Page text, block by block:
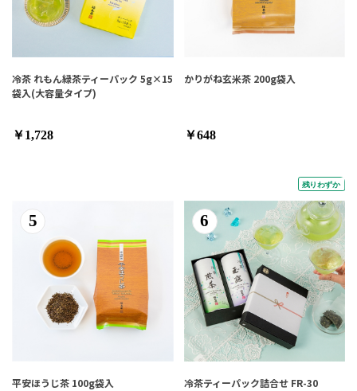
冷茶 れもん緑茶ティーパック 5g×15
袋入(大容量タイプ)
￥1,728
かりがね玄米茶 200g袋入
￥648
5
平安ほうじ茶 100g袋入
6
冷茶ティーパック詰合せ FR-30